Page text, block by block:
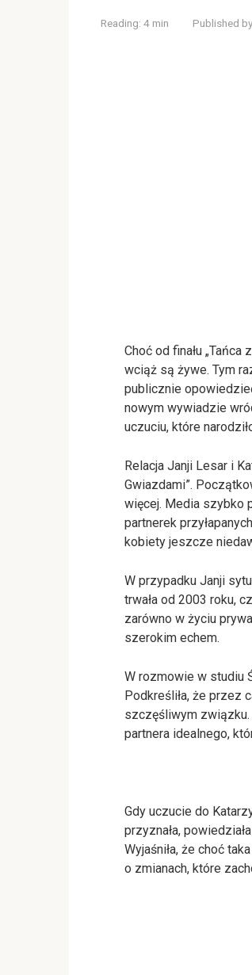
Reading: 4 min Published
Choć od finału
wciąż są żywe. Tym
publicznie
nowym wywiadzie
uczuciu, które
Relacja Janji Lesar i
Gwiazdami”.
więcej. Media szybko
partnerek
kobiety jeszcze
W przypadku Janji
trwała od 2003 roku,
zarówno w życiu
szerokim echem.
W rozmowie w studiu
Podkreśliła, że przez
szczęśliwym związku.
partnera idealnego,
Gdy uczucie do
przyznała,
Wyjaśniła, że choć
o zmianach, które